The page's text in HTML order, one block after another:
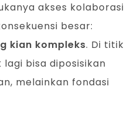
akses kolaborasi
besar:
kian kompleks. Di titik
bisa diposisikan
melainkan fondasi